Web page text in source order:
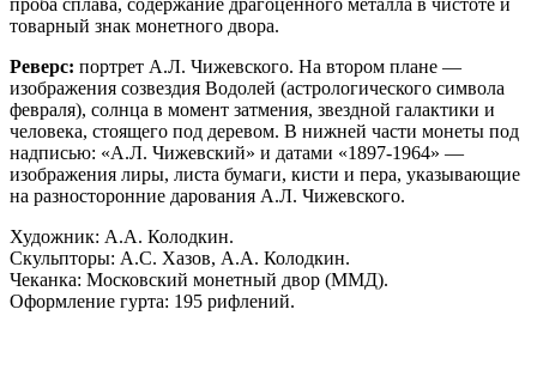
товарный знак монетного двора.
Реверс: портрет А.Л. Чижевского. На втором плане —
изображения созвездия Водолей (астрологического символа
февраля), солнца в момент затмения, звездной галактики и
человека, стоящего под деревом. В нижней части монеты под
надписью: «А.Л. Чижевский» и датами «1897-1964» —
изображения лиры, листа бумаги, кисти и пера, указывающие
на разносторонние дарования А.Л. Чижевского.
Художник: А.А. Колодкин.
Скульпторы: А.С. Хазов, А.А. Колодкин.
Чеканка: Московский монетный двор (ММД).
Оформление гурта: 195 рифлений.